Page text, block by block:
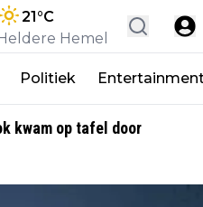
21°C
Hemel
Politiek
kwam op tafel door